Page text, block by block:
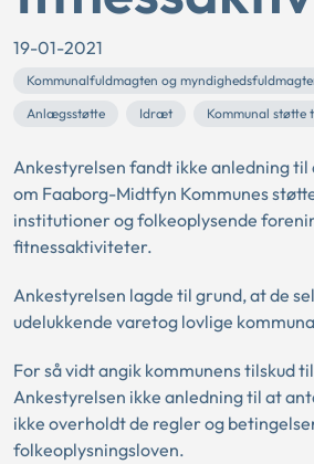
19-01-2021
Kommunalfuldmagten og
Anlægsstøtte
Idræt Kommunal støtte
Ankestyrelsen fandt ikke anledning til
om Faaborg-Midtfyn Kommunes
institutioner og folkeoplysende
fitnessaktiviteter.
Ankestyrelsen lagde til grund, at de
udelukkende varetog lovlige
For så vidt angik kommunens tilskud
Ankestyrelsen ikke anledning til at
ikke overholdt de regler og
folkeoplysningsloven.